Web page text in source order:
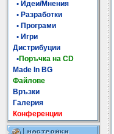
• Идеи/Мнения
• Разработки
• Програми
• Игри
Дистрибуции
•Поръчка на CD
Made In BG
Файлове
Връзки
Галерия
Конференции